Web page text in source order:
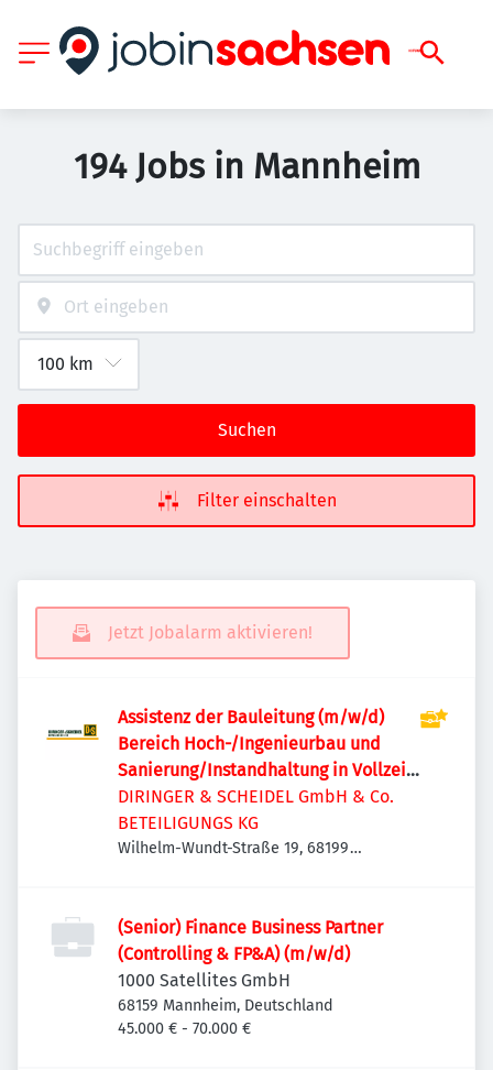
194 Jobs in Mannheim
Suchen
Filter einschalten
Jetzt Jobalarm aktivieren!
Assistenz der Bauleitung (m/w/d)
Bereich Hoch-/Ingenieurbau und
Sanierung/Instandhaltung in Vollzeit
oder Teilzeit
DIRINGER & SCHEIDEL GmbH & Co.
BETEILIGUNGS KG
Wilhelm-Wundt-Straße 19, 68199
(Senior) Finance Business Partner
(Controlling & FP&A) (m/w/d)
1000 Satellites GmbH
68159 Mannheim, Deutschland
45.000 € - 70.000 €